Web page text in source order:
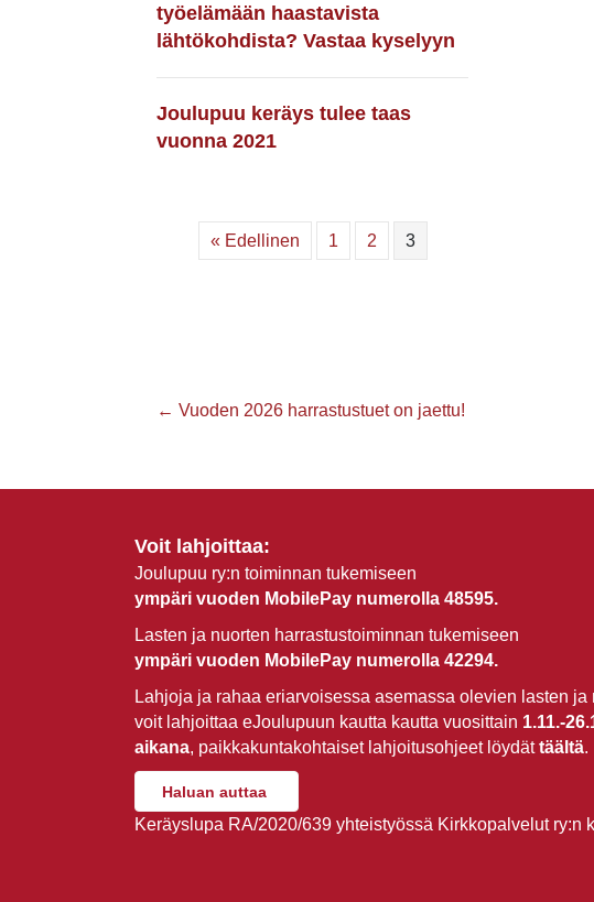
työelämään haastavista
lähtökohdista? Vastaa kyselyyn
Joulupuu keräys tulee taas
vuonna 2021
« Edellinen 1 2 3
Posts
← Vuoden 2026 harrastustuet on jaettu!
Voit lahjoittaa:
Joulupuu ry:n toiminnan tukemiseen
ympäri vuoden MobilePay numerolla 48595.
Lasten ja nuorten harrastustoiminnan tukemiseen
ympäri vuoden MobilePay numerolla 42294.
Lahjoja ja rahaa eriarvoisessa asemassa olevien lasten ja
voit lahjoittaa eJoulupuun kautta kautta vuosittain 1.11.-
aikana, paikkakuntakohtaiset lahjoitusohjeet löydättäältä.
Haluan auttaa
Keräyslupa RA/2020/639 yhteistyössä Kirkkopalvelut ry:n